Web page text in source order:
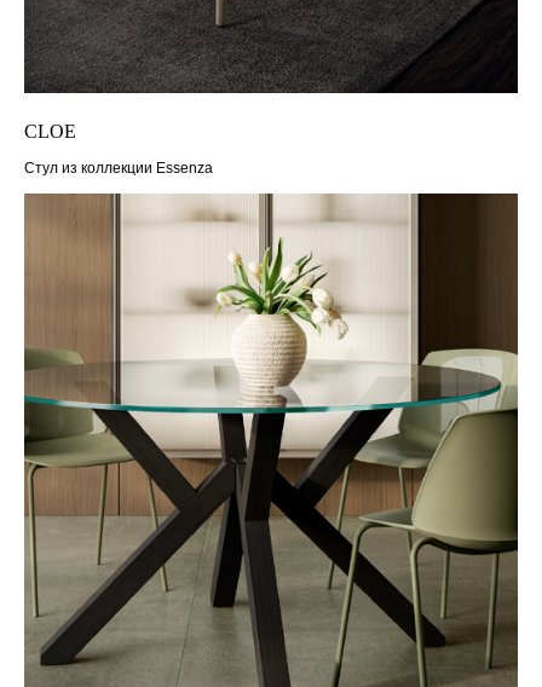
CLOE
Стул из коллекции Essenza